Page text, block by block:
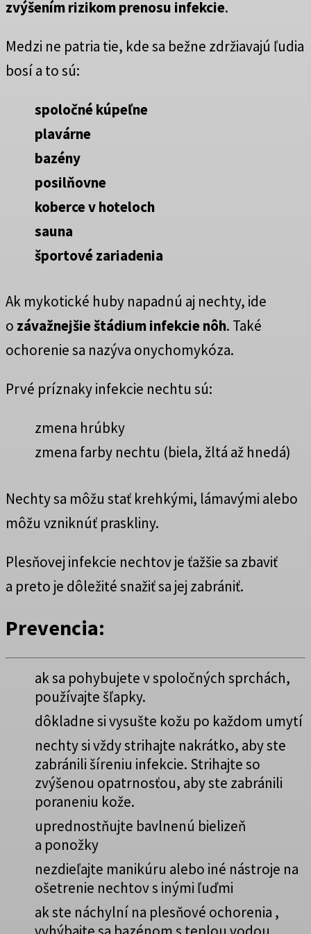
zvýšením rizikom prenosu infekcie.
Medzi ne patria tie, kde sa bežne zdržiavajú ľudia
bosí a to sú:
spoločné kúpeľne
plavárne
bazény
posilňovne
koberce v hoteloch
sauna
športové zariadenia
Ak mykotické huby napadnú aj nechty, ide
o závažnejšie štádium infekcie nôh. Také
ochorenie sa nazýva onychomykóza.
Prvé príznaky infekcie nechtu sú:
zmena hrúbky
zmena farby nechtu (biela, žltá až hnedá)
Nechty sa môžu stať krehkými, lámavými alebo
môžu vzniknúť praskliny.
Plesňovej infekcie nechtov je ťažšie sa zbaviť
a preto je dôležité snažiť sa jej zabrániť.
Prevencia:
ak sa pohybujete v spoločných sprchách,
používajte šľapky.
dôkladne si vysušte kožu po každom umytí
nechty si vždy strihajte nakrátko, aby ste
zabránili šíreniu infekcie. Strihajte so
zvýšenou opatrnosťou, aby ste zabránili
poraneniu kože.
uprednostňujte bavlnenú bielizeň
a ponožky
nezdieľajte manikúru alebo iné nástroje na
ošetrenie nechtov s inými ľuďmi
ak ste náchylní na plesňové ochorenia ,